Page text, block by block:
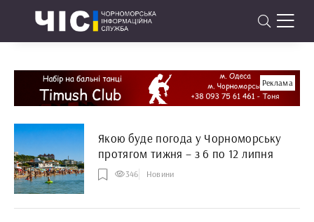
Реклама
Якою буде погода у Чорноморську
протягом тижня – з 6 по 12 липня
346 Новини